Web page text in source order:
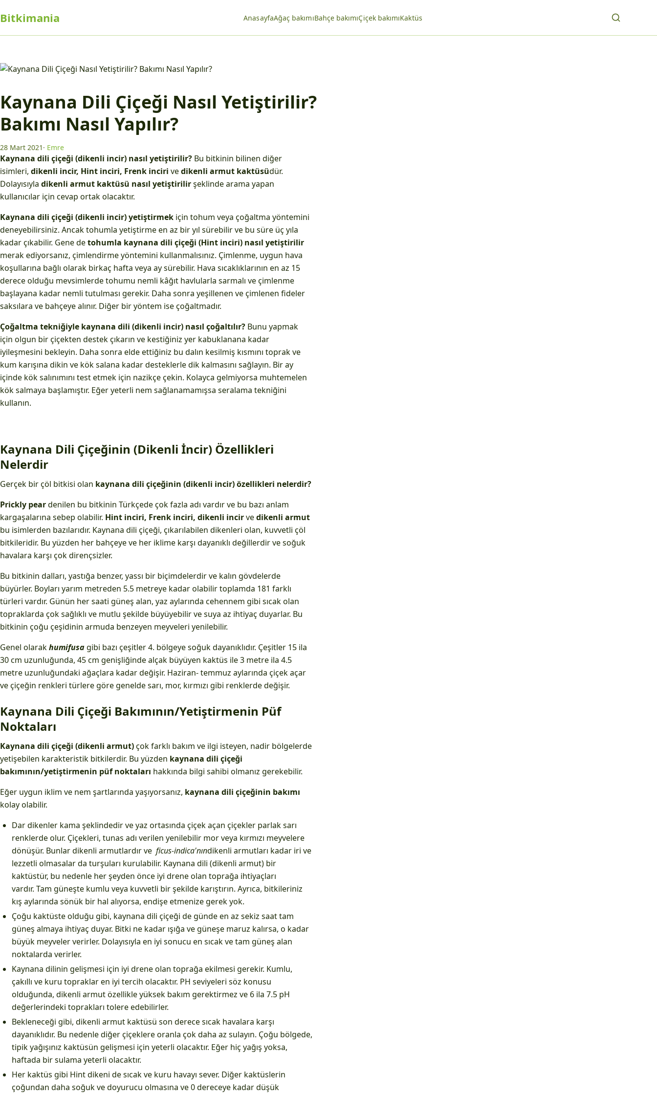
Bitkimania AnasayfaAğaç bakımıBahçe bakımıÇiçek bakımıKaktüs
Kaynana Dili Çiçeği Nasıl Yetiştirilir?
Bakımı Nasıl Yapılır?
28 Mart 2021 · Emre
Kaynana dili çiçeği (dikenli incir) nasıl yetiştirilir? Bu bitkinin bilinen diğer
isimleri, dikenli incir, Hint inciri, Frenk inciri vedikenli armut kaktüsüdür.
Dolayısıyla dikenli armut kaktüsü nasıl yetiştirilirşeklinde arama yapan
kullanıcılar için cevap ortak olacaktır.
Kaynana dili çiçeği (dikenli incir) yetiştirmek için tohum veya çoğaltma yöntemini
deneyebilirsiniz. Ancak tohumla yetiştirme en az bir yıl sürebilir ve bu süre üç yıla
kadar çıkabilir. Gene detohumla kaynana dili çiçeği (Hint inciri) nasıl yetiştirilir
merak ediyorsanız, çimlendirme yöntemini kullanmalısınız. Çimlenme, uygun hava
koşullarına bağlı olarak birkaç hafta veya ay sürebilir. Hava sıcaklıklarının en az 15
derece olduğu mevsimlerde tohumu nemli kâğıt havlularla sarmalı ve çimlenme
başlayana kadar nemli tutulması gerekir. Daha sonra yeşillenen ve çimlenen fideler
saksılara ve bahçeye alınır. Diğer bir yöntem ise çoğaltmadır.
Çoğaltma tekniğiyle kaynana dili (dikenli incir) nasıl çoğaltılır? Bunu yapmak
için olgun bir çiçekten destek çıkarın ve kestiğiniz yer kabuklanana kadar
iyileşmesini bekleyin. Daha sonra elde ettiğiniz bu dalın kesilmiş kısmını toprak ve
kum karışına dikin ve kök salana kadar desteklerle dik kalmasını sağlayın. Bir ay
içinde kök salınımını test etmek için nazikçe çekin. Kolayca gelmiyorsa muhtemelen
kök salmaya başlamıştır. Eğer yeterli nem sağlanamamışsa seralama tekniğini
kullanın.
Kaynana Dili Çiçeğinin (Dikenli İncir) Özellikleri
Nelerdir
Gerçek bir çöl bitkisi olan kaynana dili çiçeğinin (dikenli incir) özellikleri nelerdir?
Prickly peardenilen bu bitkinin Türkçede çok fazla adı vardır ve bu bazı anlam
kargaşalarına sebep olabilir. Hint inciri, Frenk inciri, dikenli incirvedikenli armut
bu isimlerden bazılarıdır. Kaynana dili çiçeği, çıkarılabilen dikenleri olan, kuvvetli çöl
bitkileridir. Bu yüzden her bahçeye ve her iklime karşı dayanıklı değillerdir ve soğuk
havalara karşı çok dirençsizler.
Bu bitkinin dalları, yastığa benzer, yassı bir biçimdelerdir ve kalın gövdelerde
büyürler. Boyları yarım metreden 5.5 metreye kadar olabilir toplamda 181 farklı
türleri vardır. Günün her saati güneş alan, yaz aylarında cehennem gibi sıcak olan
topraklarda çok sağlıklı ve mutlu şekilde büyüyebilir ve suya az ihtiyaç duyarlar. Bu
bitkinin çoğu çeşidinin armuda benzeyen meyveleri yenilebilir.
Genel olarakhumifusagibi bazı çeşitler 4. bölgeye soğuk dayanıklıdır. Çeşitler 15 ila
30 cm uzunluğunda, 45 cm genişliğinde alçak büyüyen kaktüs ile 3 metre ila 4.5
metre uzunluğundaki ağaçlara kadar değişir. Haziran- temmuz aylarında çiçek açar
ve çiçeğin renkleri türlere göre genelde sarı, mor, kırmızı gibi renklerde değişir.
Kaynana Dili Çiçeği Bakımının/Yetiştirmenin Püf
Noktaları
Kaynana dili çiçeği (dikenli armut)çok farklı bakım ve ilgi isteyen, nadir bölgelerde
yetişebilen karakteristik bitkilerdir. Bu yüzden kaynana dili çiçeği
bakımının/yetiştirmenin püf noktaları hakkında bilgi sahibi olmanız gerekebilir.
Eğer uygun iklim ve nem şartlarında yaşıyorsanız, kaynana dili çiçeğinin bakımı
kolay olabilir.
Dar dikenler kama şeklindedir ve yaz ortasında çiçek açan çiçekler parlak sarı
renklerde olur. Çiçekleri, tunas adı verilen yenilebilir mor veya kırmızı meyvelere
dönüşür. Bunlar dikenli armutlardır ve ficus-indica'nındikenli armutları kadar iri ve
lezzetli olmasalar da turşuları kurulabilir. Kaynana dili (dikenli armut) bir
kaktüstür, bu nedenle her şeyden önce iyi drene olan toprağa ihtiyaçları
vardır. Tam güneşte kumlu veya kuvvetli bir şekilde karıştırın. Ayrıca, bitkileriniz
kış aylarında sönük bir hal alıyorsa, endişe etmenize gerek yok.
Çoğu kaktüste olduğu gibi, kaynana dili çiçeği de günde en az sekiz saat tam
güneş almaya ihtiyaç duyar. Bitki ne kadar ışığa ve güneşe maruz kalırsa, o kadar
büyük meyveler verirler. Dolayısıyla en iyi sonucu en sıcak ve tam güneş alan
noktalarda verirler.
Kaynana dilinin gelişmesi için iyi drene olan toprağa ekilmesi gerekir. Kumlu,
çakıllı ve kuru topraklar en iyi tercih olacaktır. PH seviyeleri söz konusu
olduğunda, dikenli armut özellikle yüksek bakım gerektirmez ve 6 ila 7.5 pH
değerlerindeki toprakları tolere edebilirler.
Bekleneceği gibi, dikenli armut kaktüsü son derece sıcak havalara karşı
dayanıklıdır. Bu nedenle diğer çiçeklere oranla çok daha az sulayın. Çoğu bölgede,
tipik yağışınız kaktüsün gelişmesi için yeterli olacaktır. Eğer hiç yağış yoksa,
haftada bir sulama yeterli olacaktır.
Her kaktüs gibi Hint dikeni de sıcak ve kuru havayı sever. Diğer kaktüslerin
çoğundan daha soğuk ve doyurucu olmasına ve 0 dereceye kadar düşük